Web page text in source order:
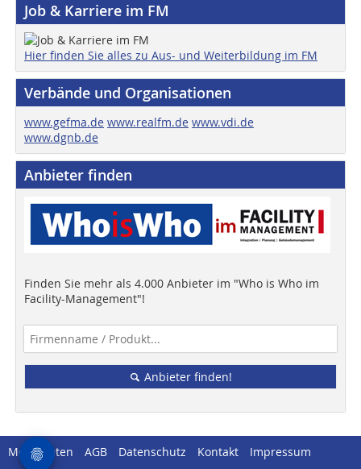
Job & Karriere im FM
Hier finden Sie alles zu Aus- und Weiterbildung im FM
Verbände und Organisationen
www.gefma.de www.realfm.de www.vdi.de
www.dgnb.de
Anbieter finden
Finden Sie mehr als 4.000 Anbieter im "Who is Who im
Facility-Management"!
Anbieter finden!
Mediadaten AGB Datenschutz Kontakt
Impressum